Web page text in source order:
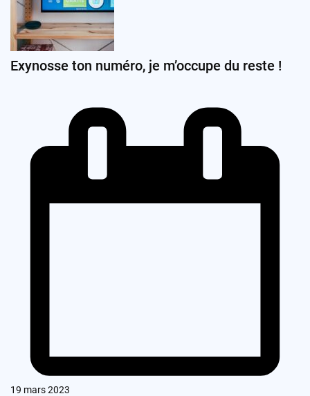
Exynosse ton numéro, je m’occupe du reste !
19 mars 2023